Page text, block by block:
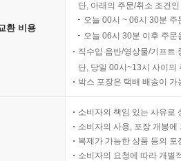
환 비용
단, 아래의 주문/취소 조건
오늘 00시 ~ 06시 30분
오늘 06시 30분 이후 주
직수입 음반/영상물/기프트
단, 당일 00시~13시 사이의
박스 포장은 택배 배송이
소비자의 책임 있는 사유로
소비자의 사용, 포장 개봉
복제가 가능한 상품 등의
소비자의 요청에 따라 개별